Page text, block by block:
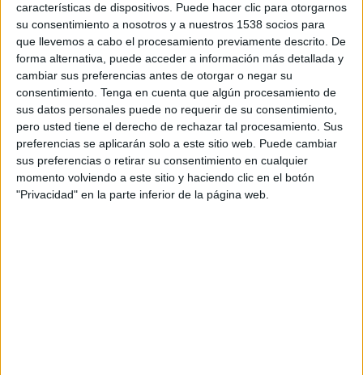
características de dispositivos. Puede hacer clic para otorgarnos
su consentimiento a nosotros y a nuestros 1538 socios para
que llevemos a cabo el procesamiento previamente descrito. De
forma alternativa, puede acceder a información más detallada y
cambiar sus preferencias antes de otorgar o negar su
consentimiento. Tenga en cuenta que algún procesamiento de
sus datos personales puede no requerir de su consentimiento,
pero usted tiene el derecho de rechazar tal procesamiento. Sus
preferencias se aplicarán solo a este sitio web. Puede cambiar
sus preferencias o retirar su consentimiento en cualquier
momento volviendo a este sitio y haciendo clic en el botón
"Privacidad" en la parte inferior de la página web.
El nuevo vino blanco deCeller del Pescador,
Cala Pescador, acaba de lanzaruna campaña
creada por la agenciaAfterpara concienciar
sobre la contaminación acústica en las playas
catalanas. La campaña creada de la mano del
cantante y presentadorMiki Núñez ,La canción
del verano,consta de una canción sin sonido
pensada para no molestar a nadie al ser
reproducida. El objetivo de esta activación no
deja lugar a dudas: concienciar y conseguir el